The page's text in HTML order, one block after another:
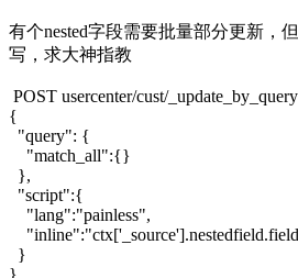
有个nested字段需要批量部分更新，
写，求大神指教
POST usercenter/cust/
{
"query": {
"match_all":{}
},
"script":{
"lang":"painless",
}
}